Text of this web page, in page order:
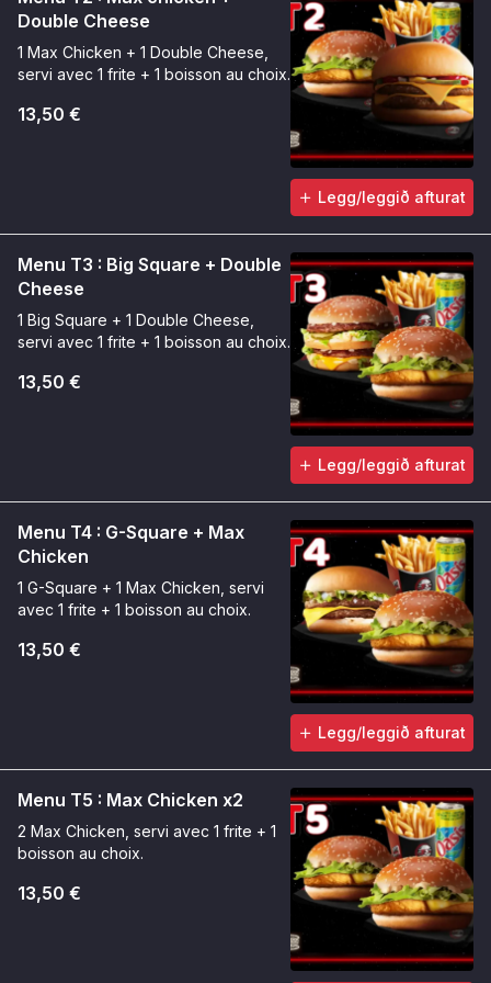
Double Cheese
1 Max Chicken + 1 Double Cheese,
servi avec 1 frite + 1 boisson au choix.
13,50 €
Legg/leggið afturat
Menu T3 : Big Square + Double
Cheese
1 Big Square + 1 Double Cheese,
servi avec 1 frite + 1 boisson au choix.
13,50 €
Legg/leggið afturat
Menu T4 : G-Square + Max
Chicken
1 G-Square + 1 Max Chicken, servi
avec 1 frite + 1 boisson au choix.
13,50 €
Legg/leggið afturat
Menu T5 : Max Chicken x2
2 Max Chicken, servi avec 1 frite + 1
boisson au choix.
13,50 €